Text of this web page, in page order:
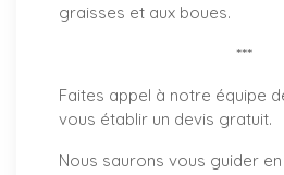
graisses et aux boues.
***
Faites appel à notre équipe
vous établir un devis gratuit.
Nous saurons vous guider